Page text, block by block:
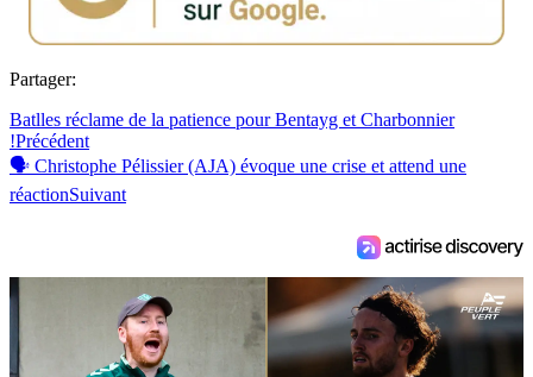
Partager:
Batlles réclame de la patience pour Bentayg et Charbonnier
!Précédent
🗣 Christophe Pélissier (AJA) évoque une crise et attend une
réactionSuivant